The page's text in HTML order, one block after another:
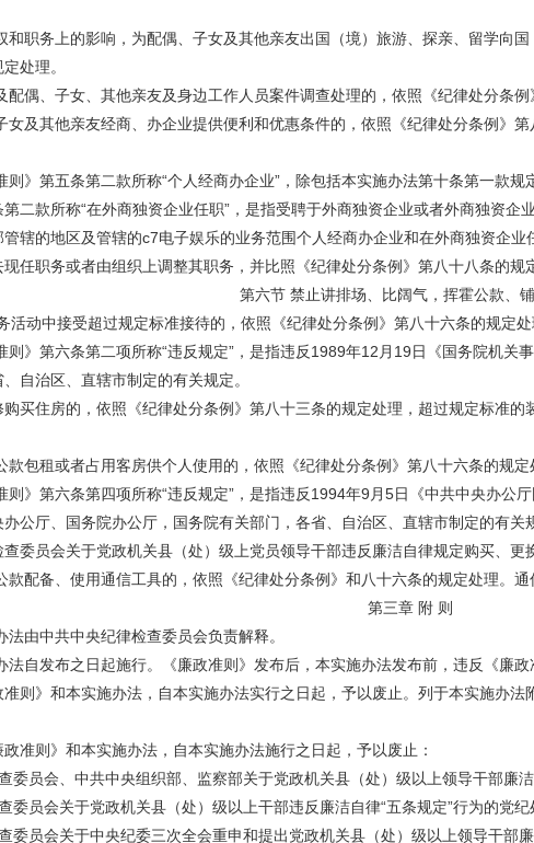
务上的影响，为配偶、子女及其他亲友出国（境）旅游、探亲、留学向
处理。
、子女、其他亲友及身边工作人员案件调查处理的，依照《纪律处分条例
其他亲友经商、办企业提供便利和优惠条件的，依照《纪律处分条例》第
第五条第二款所称“个人经商办企业”，除包括本实施办法第十条第一款规
款所称“在外商独资企业任职”，是指受聘于外商独资企业或者外商独资企
辖的地区及管辖的c7电子娱乐的业务范围个人经商办企业和在外商独资企
任职务或者由组织上调整其职务，并比照《纪律处分条例》第八十八条的规
第六节 禁止讲排场、比阔气，挥霍公款、
动中接受超过规定标准接待的，依照《纪律处分条例》第八十六条的规定处
第六条第二项所称“违反规定”，是指违反1989年12月19日《国务院机关
自治区、直辖市制定的有关规定。
住房的，依照《纪律处分条例》第八十三条的规定处理，超过规定标准的
租或者占用客房供个人使用的，依照《纪律处分条例》第八十六条的规定
第六条第四项所称“违反规定”，是指违反1994年9月5日《中共中央办公
公厅、国务院办公厅，国务院有关部门，各省、自治区、直辖市制定的有
委员会关于党政机关县（处）级上党员领导干部违反廉洁自律规定购买、更
备、使用通信工具的，依照《纪律处分条例》和八十六条的规定处理。通
第三章 附 则
由中共中央纪律检查委员会负责解释。
发布之日起施行。《廉政准则》发布后，本实施办法发布前，违反《廉
则》和本实施办法，自本实施办法实行之日起，予以废止。列于本实施办法
则》和本实施办法，自本实施办法施行之日起，予以废止：
员会、中共中央组织部、监察部关于党政机关县（处）级以上领导干部廉洁
员会关于党政机关县（处）级以上干部违反廉洁自律“五条规定”行为的党纪
员会关于中央纪委三次全会重申和提出党政机关县（处）级以上领导干部廉